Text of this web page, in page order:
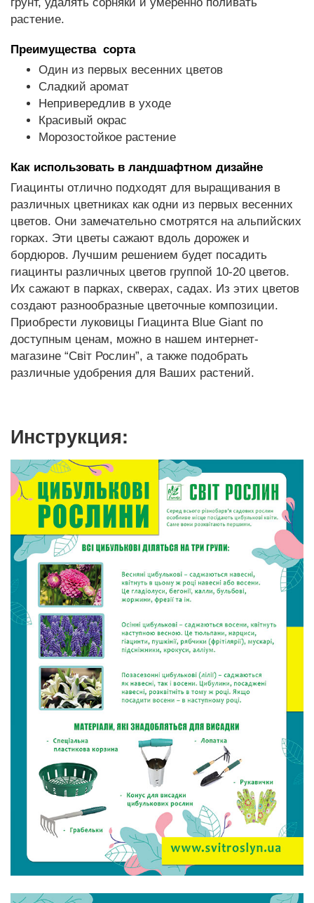
растение.
Преимущества сорта
Один из первых весенних цветов
Сладкий аромат
Непривередлив в уходе
Красивый окрас
Морозостойкое растение
Как использовать в ландшафтном дизайне
Гиацинты отлично подходят для выращивания в
различных цветниках как одни из первых весенних
цветов. Они замечательно смотрятся на альпийских
горках. Эти цветы сажают вдоль дорожек и
бордюров. Лучшим решением будет посадить
гиацинты различных цветов группой 10-20 цветов.
Их сажают в парках, скверах, садах. Из этих цветов
создают разнообразные цветочные композиции.
Приобрести луковицы Гиацинта Blue Giant по
доступным ценам, можно в нашем интернет-
магазине “Світ Рослин”, а также подобрать
различные удобрения для Ваших растений.
Инструкция: